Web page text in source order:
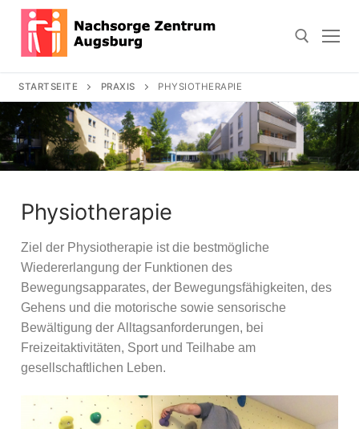
STARTSEITE PRAXIS PHYSIOTHERAPIE
Physiotherapie
Ziel der Physiotherapie ist die bestmögliche
Wiedererlangung der Funktionen des
Bewegungsapparates, der Bewegungsfähigkeiten, des
Gehens und die motorische sowie sensorische
Bewältigung der Alltagsanforderungen, bei
Freizeitaktivitäten, Sport und Teilhabe am
gesellschaftlichen Leben.